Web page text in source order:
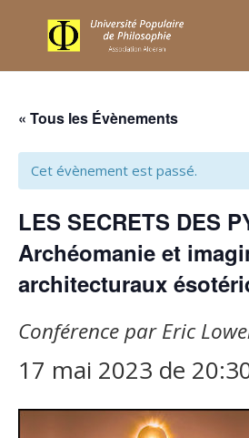
« Tous les Évènements
Cet évènement est passé.
LES SECRETS DES
Archéomanie et
architecturaux
Conférence par Eric
17 mai 2023 de